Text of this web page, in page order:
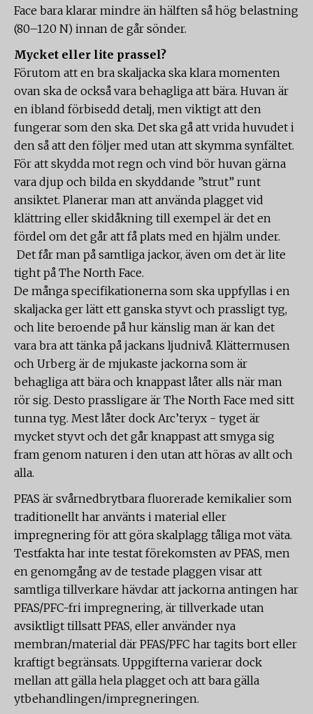
Face bara klarar mindre än hälften så hög belastning
(80–120 N) innan de går sönder.
Mycket eller lite prassel?
Förutom att en bra skaljacka ska klara momenten
ovan ska de också vara behagliga att bära. Huvan är
en ibland förbisedd detalj, men viktigt att den
fungerar som den ska. Det ska gå att vrida huvudet i
den så att den följer med utan att skymma synfältet.
För att skydda mot regn och vind bör huvan gärna
vara djup och bilda en skyddande ”strut” runt
ansiktet. Planerar man att använda plagget vid
klättring eller skidåkning till exempel är det en
fördel om det går att få plats med en hjälm under.
Det får man på samtliga jackor, även om det är lite
tight på The North Face.
De många specifikationerna som ska uppfyllas i en
skaljacka ger lätt ett ganska styvt och prassligt tyg,
och lite beroende på hur känslig man är kan det
vara bra att tänka på jackans ljudnivå. Klättermusen
och Urberg är de mjukaste jackorna som är
behagliga att bära och knappast låter alls när man
rör sig. Desto prassligare är The North Face med sitt
tunna tyg. Mest låter dock Arc’teryx - tyget är
mycket styvt och det går knappast att smyga sig
fram genom naturen i den utan att höras av allt och
alla.
PFAS är svårnedbrytbara fluorerade kemikalier som
traditionellt har använts i material eller
impregnering för att göra skalplagg tåliga mot väta.
Testfakta har inte testat förekomsten av PFAS, men
en genomgång av de testade plaggen visar att
samtliga tillverkare hävdar att jackorna antingen har
PFAS/PFC-fri impregnering, är tillverkade utan
avsiktligt tillsatt PFAS, eller använder nya
membran/material där PFAS/PFC har tagits bort eller
kraftigt begränsats. Uppgifterna varierar dock
mellan att gälla hela plagget och att bara gälla
ytbehandlingen/impregneringen.